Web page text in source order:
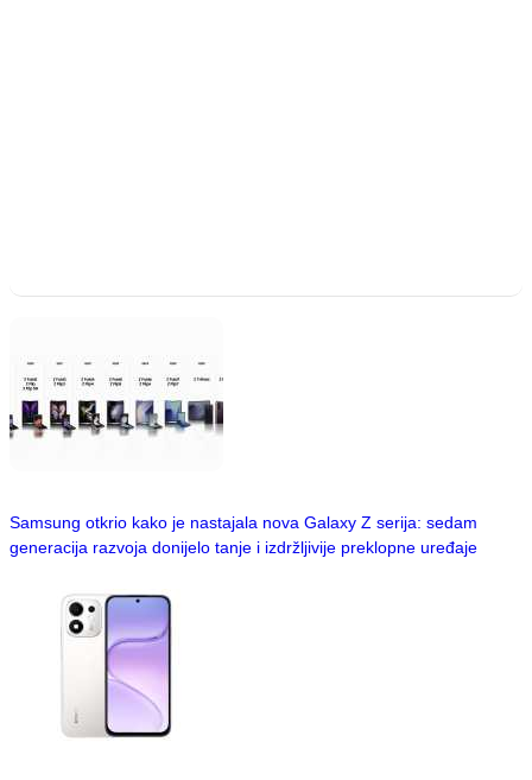
Samsung otkrio kako je nastajala nova Galaxy Z serija: sedam
generacija razvoja donijelo tanje i izdržljivije preklopne uređaje